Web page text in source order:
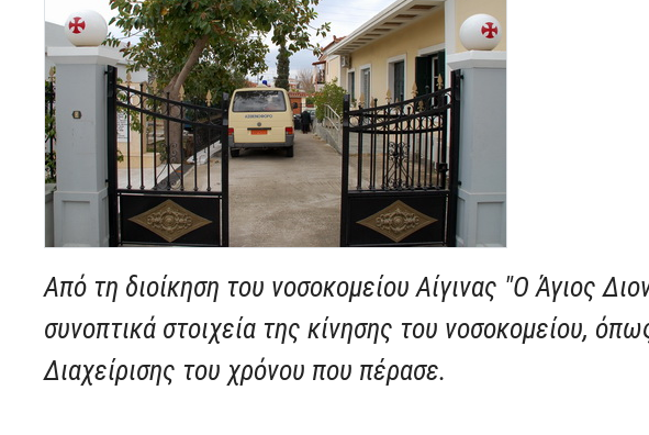
Από τη διοίκηση του νοσοκομείου Αίγινας "Ο Άγιος
συνοπτικά στοιχεία της κίνησης του νοσοκομείου,
Διαχείρισης του χρόνου που πέρασε.